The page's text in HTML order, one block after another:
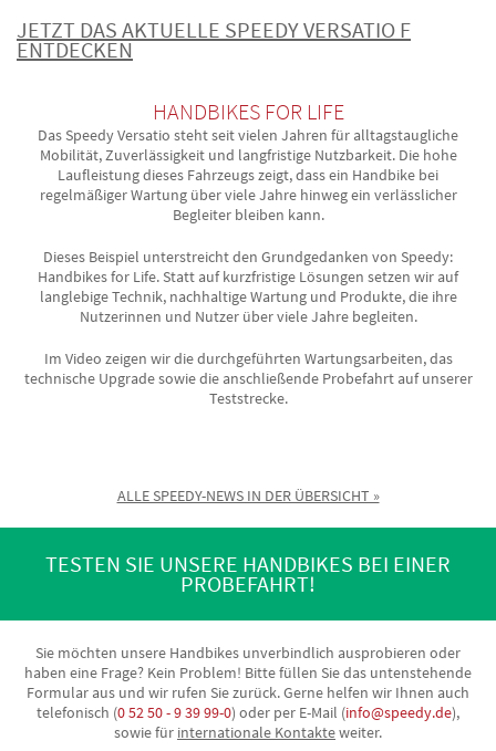
JETZT DAS AKTUELLE SPEEDY VERSATIO F
ENTDECKEN
HANDBIKES FOR LIFE
Das Speedy Versatio steht seit vielen Jahren für alltagstaugliche
Mobilität, Zuverlässigkeit und langfristige Nutzbarkeit. Die hohe
Laufleistung dieses Fahrzeugs zeigt, dass ein Handbike bei
regelmäßiger Wartung über viele Jahre hinweg ein verlässlicher
Begleiter bleiben kann.
Dieses Beispiel unterstreicht den Grundgedanken von Speedy:
Handbikes for Life. Statt auf kurzfristige Lösungen setzen wir auf
langlebige Technik, nachhaltige Wartung und Produkte, die ihre
Nutzerinnen und Nutzer über viele Jahre begleiten.
Im Video zeigen wir die durchgeführten Wartungsarbeiten, das
technische Upgrade sowie die anschließende Probefahrt auf unserer
Teststrecke.
ALLE SPEEDY-NEWS IN DER ÜBERSICHT »
TESTEN SIE UNSERE HANDBIKES BEI EINER
PROBEFAHRT!
Sie möchten unsere Handbikes unverbindlich ausprobieren oder
haben eine Frage? Kein Problem! Bitte füllen Sie das untenstehende
Formular aus und wir rufen Sie zurück. Gerne helfen wir Ihnen auch
telefonisch (0 52 50 - 9 39 99-0) oder per E-Mail (info@speedy.de),
sowie für internationale Kontakteweiter.